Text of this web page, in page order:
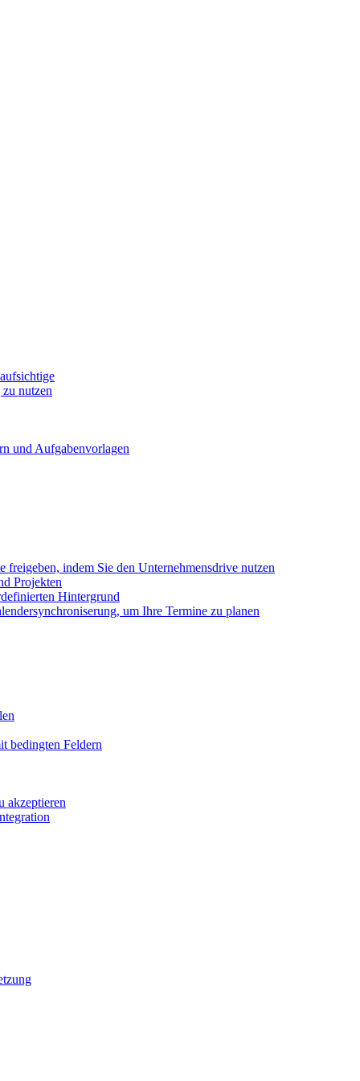
nutzen
und Aufgabenvorlagen
indem Sie den Unternehmensdrive nutzen
Projekten
Hintergrund
um Ihre Termine zu planen
bedingten Feldern
akzeptieren